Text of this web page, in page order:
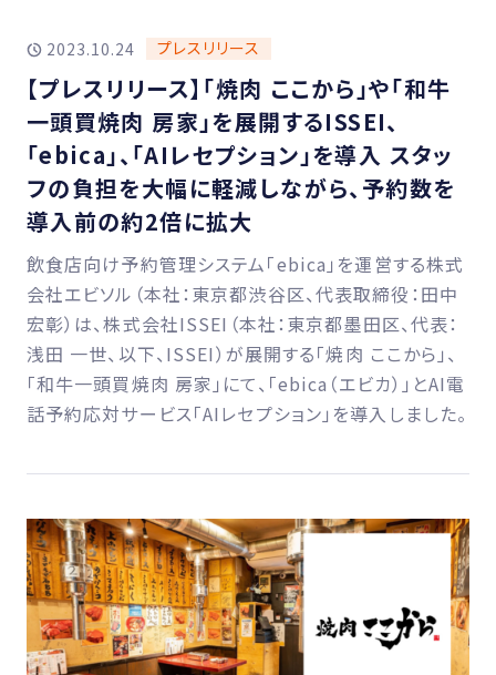
2023.10.24 プレスリリース
【プレスリリース】「焼肉 ここから」や「和牛
一頭買焼肉 房家」を展開するISSEI、
「ebica」、「AIレセプション」を導入 スタッ
フの負担を大幅に軽減しながら、予約数を
導入前の約2倍に拡大
飲食店向け予約管理システム「ebica」を運営する株式
会社エビソル（本社：東京都渋谷区、代表取締役：田中
宏彰）は、株式会社ISSEI（本社：東京都墨田区、代表：
浅田 一世、以下、ISSEI）が展開する「焼肉 ここから」、
「和牛一頭買焼肉 房家」にて、「ebica（エビカ）」とAI電
話予約応対サービス「AIレセプション」を導入しました。